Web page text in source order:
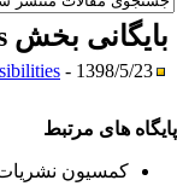
بخش
- 1398/5/23 -
های مرتبط
کمسیون نشریات